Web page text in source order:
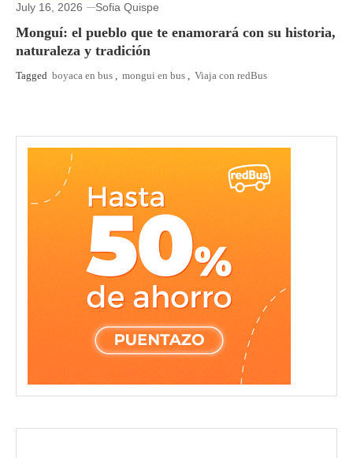
July 16, 2026 Sofia Quispe
Monguí: el pueblo que te enamorará con su historia,
naturaleza y tradición
Tagged boyaca en bus , mongui en bus , Viaja con redBus